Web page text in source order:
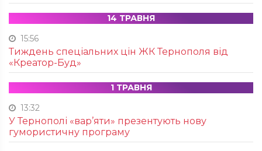
14 ТРАВНЯ
15:56
Тиждень спеціальних цін ЖК Тернополя від
«Креатор-Буд»
1 ТРАВНЯ
13:32
У Тернополі «вар’яти» презентують нову
гумористичну програму